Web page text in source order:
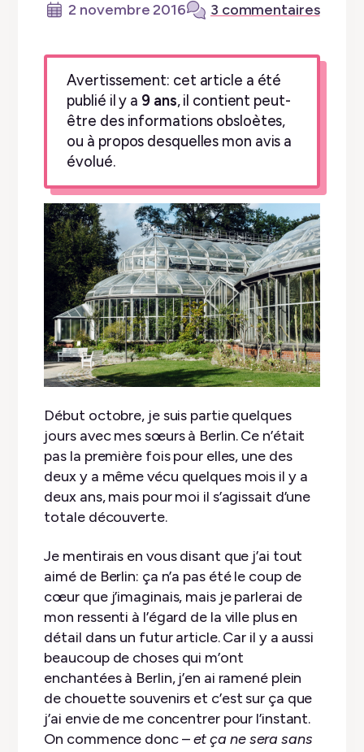
2 novembre 2016
3 commentaires
Avertissement: cet article a été
publié il y a 9 ans, il contient peut-
être des informations obsloètes,
ou à propos desquelles mon avis a
évolué.
Début octobre, je suis partie quelques
jours avec mes sœurs à Berlin. Ce n’était
pas la première fois pour elles, une des
deux y a même vécu quelques mois il y a
deux ans, mais pour moi il s’agissait d’une
totale découverte.
Je mentirais en vous disant que j’ai tout
aimé de Berlin: ça n’a pas été le coup de
cœur que j’imaginais, mais je parlerai de
mon ressenti à l’égard de la ville plus en
détail dans un futur article. Car il y a aussi
beaucoup de choses qui m’ont
enchantées à Berlin, j’en ai ramené plein
de chouette souvenirs et c’est sur ça que
j’ai envie de me concentrer pour l’instant.
On commence donc –et ça ne sera sans